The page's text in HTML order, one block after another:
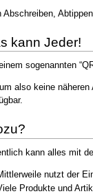
Abschreiben,
kann Jeder!
sogenannten
also keine
kann alles mit
nutzt der
Produkte und